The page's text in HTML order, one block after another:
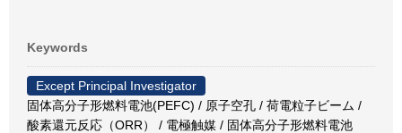
Keywords
Except Principal Investigator
固体高分子形燃料電池(PEFC) / 原子空孔 / 荷電粒子ビーム /
酸素還元反応（ORR） / 電極触媒 / 固体高分子形燃料電池